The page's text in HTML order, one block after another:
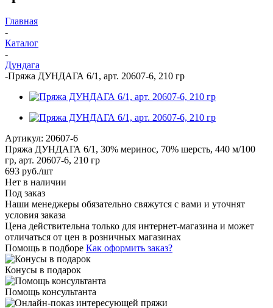
Главная
-
Каталог
-
Дундага
-Пряжа ДУНДАГА 6/1, арт. 20607-6, 210 гр
Артикул: 20607-6
Пряжа ДУНДАГА 6/1, 30% меринос, 70% шерсть, 440 м/100
гр, арт. 20607-6, 210 гр
693 руб./шт
Нет в наличии
Под заказ
Наши менеджеры обязательно свяжутся с вами и уточнят
условия заказа
Цена действительна только для интернет-магазина и может
отличаться от цен в розничных магазинах
Помощь в подборе Как оформить заказ?
Конусы в подарок
Помощь консультанта